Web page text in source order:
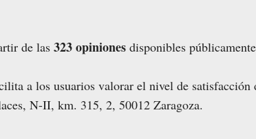
de las 323 opiniones disponibles
a los usuarios valorar el nivel de satisfacción
N-II, km. 315, 2, 50012 Zaragoza.